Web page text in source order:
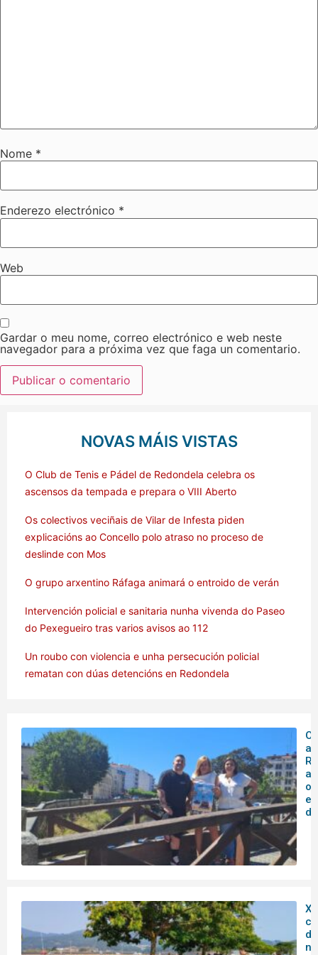
Nome *
Enderezo electrónico *
Web
Gardar o meu nome, correo electrónico e web neste
navegador para a próxima vez que faga un comentario.
NOVAS MÁIS VISTAS
O Club de Tenis e Pádel de Redondela celebra os
ascensos da tempada e prepara o VIII Aberto
Os colectivos veciñais de Vilar de Infesta piden
explicacións ao Concello polo atraso no proceso de
deslinde con Mos
O grupo arxentino Ráfaga animará o entroido de verán
Intervención policial e sanitaria nunha vivenda do Paseo
do Pexegueiro tras varios avisos ao 112
Un roubo con violencia e unha persecución policial
rematan con dúas detencións en Redondela
O
o